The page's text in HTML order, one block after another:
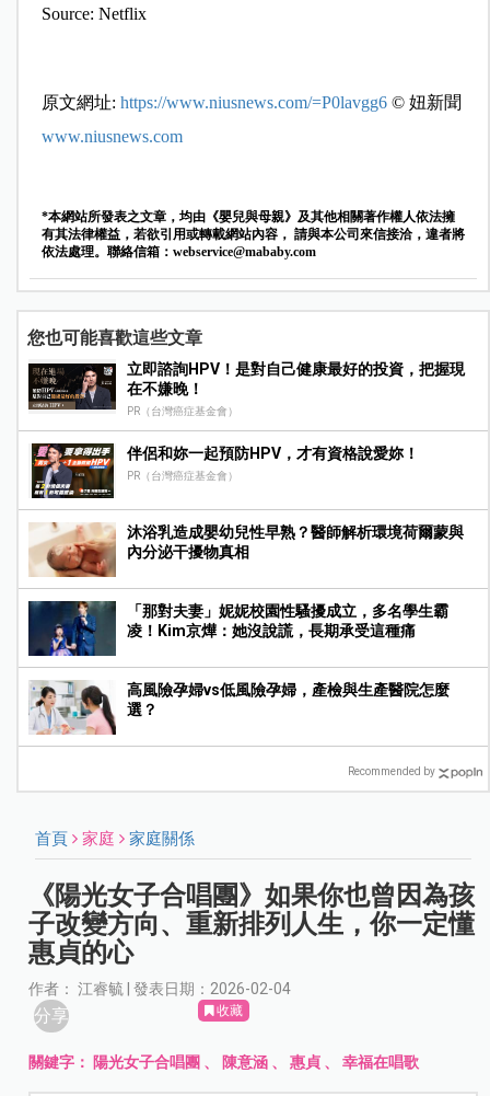
Source: Netflix
原文網址: https://www.niusnews.com/=P0lavgg6© 妞新聞
www.niusnews.com
*本網站所發表之文章，均由《嬰兒與母親》及其他相關著作權人依法擁
有其法律權益，若欲引用或轉載網站內容， 請與本公司來信接洽，違者將
依法處理。聯絡信箱： webservice@mababy.com
您也可能喜歡這些文章
立即諮詢HPV！是對自己健康最好的投資，把握現
在不嫌晚！
PR（台灣癌症基金會）
伴侶和妳一起預防HPV，才有資格說愛妳！
PR（台灣癌症基金會）
沐浴乳造成嬰幼兒性早熟？醫師解析環境荷爾蒙與
內分泌干擾物真相
「那對夫妻」妮妮校園性騷擾成立，多名學生霸
凌！Kim京燁：她沒說謊，長期承受這種痛
高風險孕婦vs低風險孕婦，產檢與生產醫院怎麼
選？
Recommended by
首頁 家庭 家庭關係
《陽光女子合唱團》如果你也曾因為孩
子改變方向、重新排列人生，你一定懂
惠貞的心
作者： 江睿毓 | 發表日期：2026-02-04
分享 收藏
關鍵字： 陽光女子合唱團 、 陳意涵 、惠貞 、幸福在唱歌